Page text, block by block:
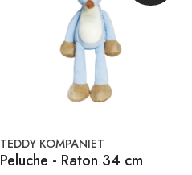
TEDDY KOMPANIET
Peluche - Raton 34 cm